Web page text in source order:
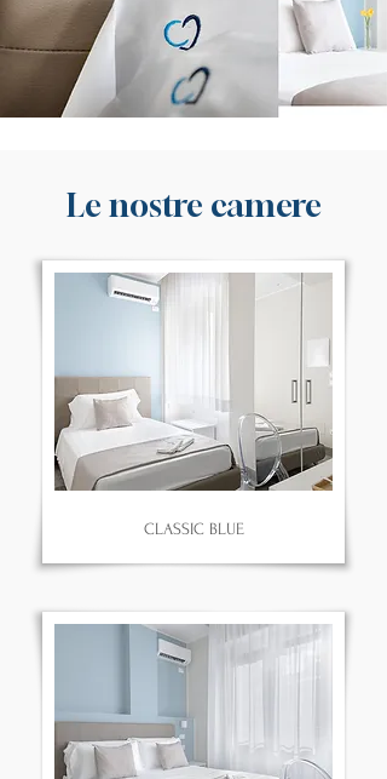
Le nostre camere
CLASSIC BLUE